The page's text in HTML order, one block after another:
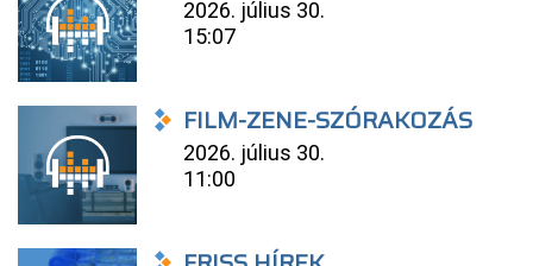
2026. július 30.
15:07
FILM-ZENE-SZÓRAKOZÁS
2026. július 30.
11:00